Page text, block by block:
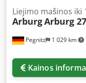
Pegnitz 1 029 km
Liejimo mašinos iki
ArburgArburg
Kainos